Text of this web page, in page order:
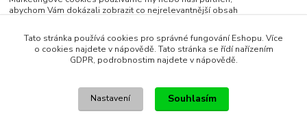
abychom Vám dokázali zobrazit co nejrelevantnější obsah
subjektů. To je možn...
Souhlasím s využitím vybraných souborů cookies
Tato stránka používá cookies pro správné fungování Eshopu. Více
o cookies najdete v nápovědě. Tato stránka se řídí nařízením
GDPR, podrobnostim najdete v nápovědě.
Nastavení Souhlasím